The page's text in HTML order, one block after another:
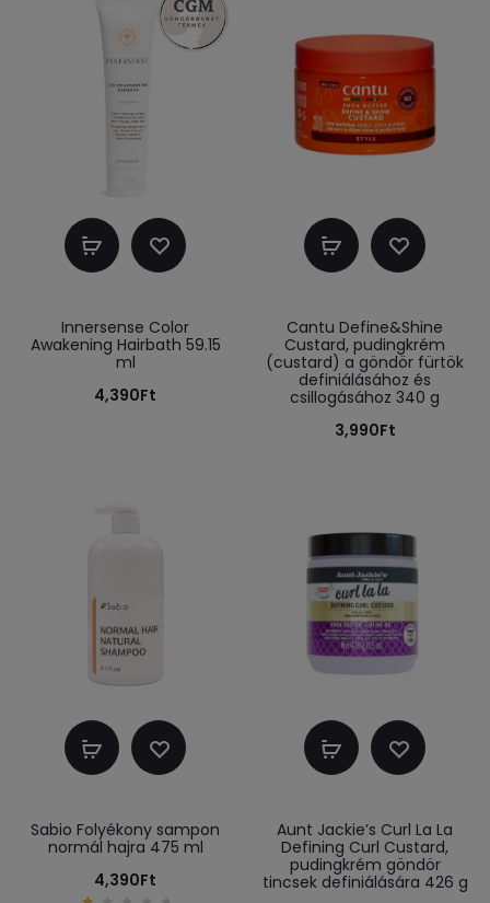
Kosárba
Innersense Color
Awakening Hairbath 59.15
ml
4,390Ft
Kosárba
Cantu Define&Shine
Custard, pudingkrém
(custard) a göndör fürtök
definiálásához és
csillogásához 340 g
3,990Ft
Kosárba
Sabio Folyékony sampon
normál hajra 475 ml
4,390Ft
Kosárba
Aunt Jackie’s Curl La La
Defining Curl Custard,
pudingkrém göndör
tincsek definiálására 426 g